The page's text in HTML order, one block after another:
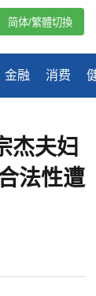
金融 消费
简体/繁體切換
杰夫妇
法性遭